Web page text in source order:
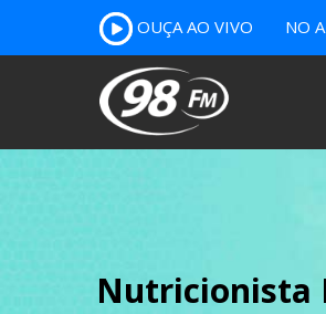
OUÇA AO VIVO NO
Nutricionista